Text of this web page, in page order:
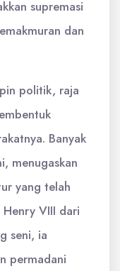
supremasi
dan
politik, raja
Banyak
menugaskan
yang telah
VIII dari
seni, ia
permadani